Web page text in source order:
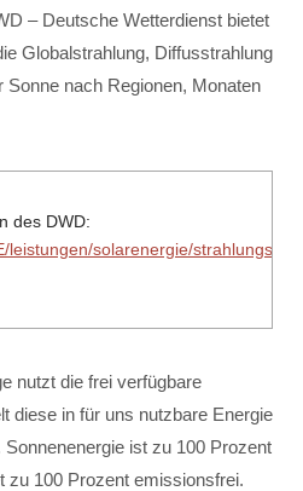
– Deutsche Wetterdienst bietet
Globalstrahlung, Diffusstrahlung
Sonne nach Regionen, Monaten
des DWD:
leistungen/solarenergie/
nutzt die frei verfügbare
diese in für uns nutzbare Energie
ist zu 100 Prozent
zu 100 Prozent emissionsfrei.